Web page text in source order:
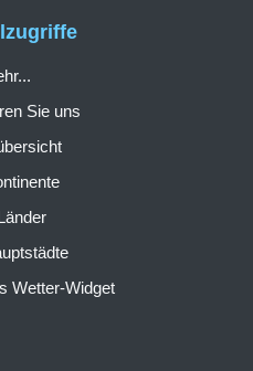
Sie uns
Wetter-Widget